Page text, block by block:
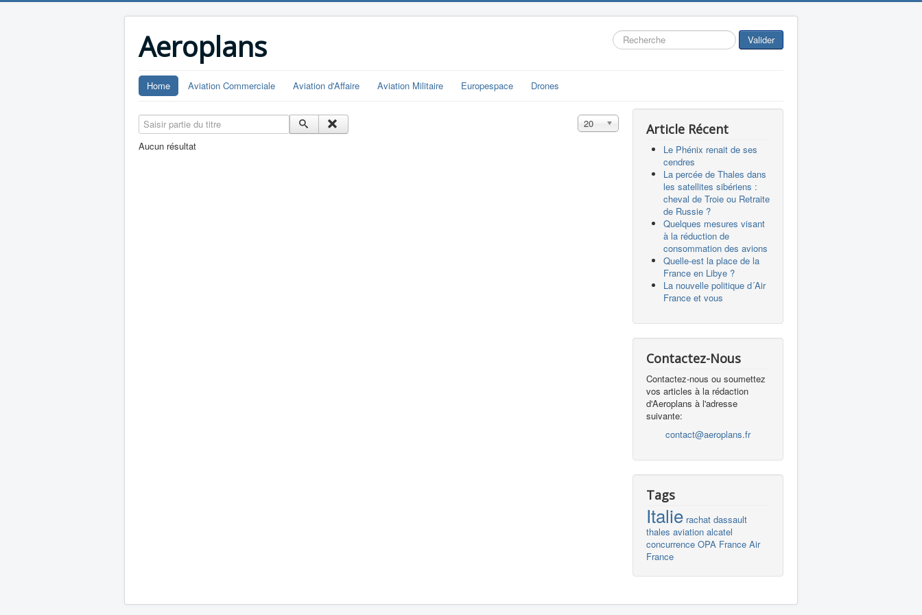
Aeroplans Rechercher Valider
Home Aviation Commerciale Aviation d'Affaire Aviation Militaire Europespace Drones
Saisir partie du titre Affichage #
20
Aucun résultat
Article Récent
Le Phénix renait de ses
cendres
La percée de Thales dans
les satellites sibériens :
cheval de Troie ou Retraite
de Russie ?
Quelques mesures visant
à la réduction de
consommation des avions
Quelle-est la place de la
France en Libye ?
La nouvelle politique d´Air
France et vous
Contactez-Nous
Contactez-nous ou soumettez
vos articles à la rédaction
d'Aeroplans à l'adresse
suivante:
contact@aeroplans.fr
Tags
Italie rachat dassault
thales aviation alcatel
concurrence OPA France Air
France